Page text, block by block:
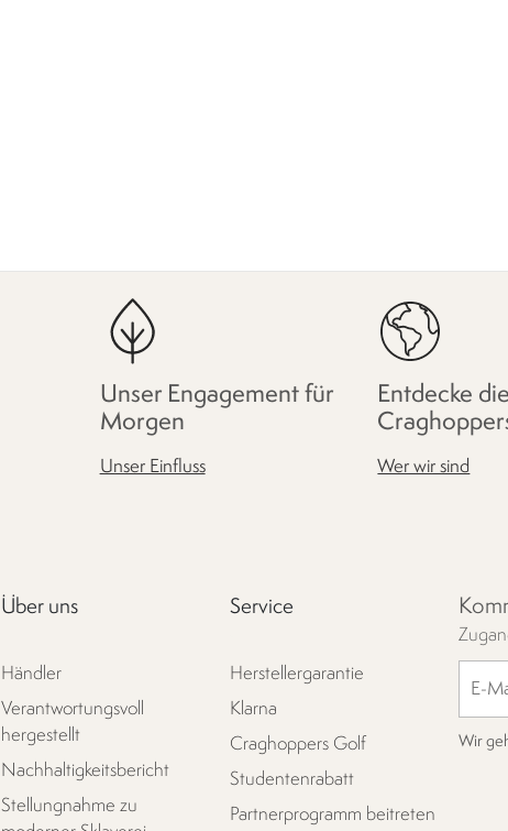
Unser Engagement für
Morgen
Unser Einfluss
Entdecke
Wer wir sind
Über uns
Händler
Verantwortungsvoll
hergestellt
Nachhaltigkeitsbericht
Stellungnahme zu
Service
Herstellergarantie
Klarna
Craghoppers Golf
Studentenrabatt
Partnerprogramm beitreten
Wir